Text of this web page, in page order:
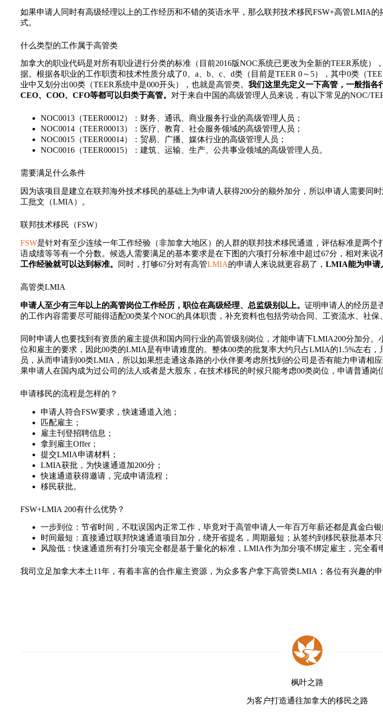
如果申请人同时有高级经理以上的工作经历和不错的英语水平，那么联邦技术移民FSW+高管LMIA
式。
什么类型的工作属于高管类
加拿大的职业代码是对所有职业进行分类的标准（目前2016版NOC系统已更改为全新的TEER系统
据。根据各职业的工作职责和技术性质分成了0、a、b、c、d类（目前是TEER 0～5），其中0类（
业中又划分出00类（TEER系统中是000开头），也就是高管类。 我们这里先定义一下高管，一般指各
CEO、COO、CFO等都可以归类于高管。 对于来自中国的高级管理人员来说，有以下常见的NOC/
NOC0013（TEER00012）：财务、通讯、商业服务行业的高级管理人员；
NOC0014（TEER00013）：医疗、教育、社会服务领域的高级管理人员；
NOC0015（TEER00014）：贸易、广播、媒体行业的高级管理人员；
NOC0016（TEER00015）：建筑、运输、生产、公共事业领域的高级管理人员。
需要满足什么条件
因为该项目是建立在联邦海外技术移民的基础上为申请人获得200分的额外加分，所以申请人需要同
工批文（LMIA）。
联邦技术移民（FSW）
FSW是针对有至少连续一年工作经验（非加拿大地区）的人群的联邦技术移民通道，评估标准是两
语成绩等等有一个分数。候选人需要满足的基本要求是在下图的六项打分标准中超过67分，相对来说
工作经验就可以达到标准。
同时，打够67分对有高管LMIA的申请人来说就更容易了， LMIA能为申请
高管类LMIA
申请人至少有三年以上的高管岗位工作经历，职位在高级经理、总监级别以上。 证明申请人的经历是
的工作内容需要尽可能得适配00类某个NOC的具体职责，补充资料也包括劳动合同、工资流水、社保
同时申请人也要找到有资质的雇主提供和国内同行业的高管级别岗位，才能申请下LMIA200分加分
位和雇主的要求，因此00类的LMIA是有申请难度的。整体00类的批复率大约只占LMIA的1.5%左右
员，从而申请到00类LMIA，所以如果想走通这条路的小伙伴要考虑所找到的公司是否有能力申请相
果申请人在国内成为过公司的法人或者是大股东，在技术移民的时候只能考虑00类岗位，申请普通岗
申请移民的流程是怎样的？
申请人符合FSW要求，快速通道入池；
匹配雇主；
雇主刊登招聘信息；
拿到雇主Offer；
提交LMIA申请材料；
LMIA获批，为快速通道加200分；
快速通道获得邀请，完成申请流程；
移民获批。
FSW+LMIA 200有什么优势？
一步到位：节省时间，不耽误国内正常工作，毕竟对于高管申请人一年百万年薪还都是真金白银
时间最短：直接通过联邦快速通道项目加分，绕开省提名，周期最短；从签约到移民获批基本只
风险低：快速通道所有打分项完全都是基于量化的标准，LMIA作为加分项不绑定雇主，完全看
我司立足加拿大本土11年，有着丰富的合作雇主资源，为众多客户拿下高管类LMIA；各位有兴趣的申
枫叶之路
为客户打造通往加拿大的移民之路